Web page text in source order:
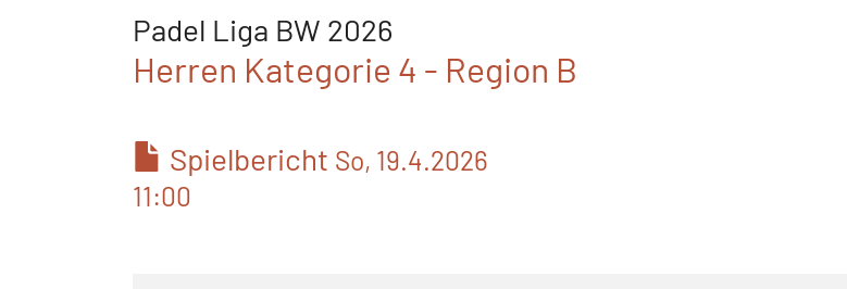
Padel Liga BW 2026
Herren Kategorie 4 - Region B
Spielbericht So, 19.4.2026
11:00